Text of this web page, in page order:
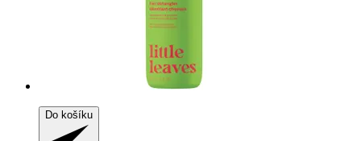
Do košíku